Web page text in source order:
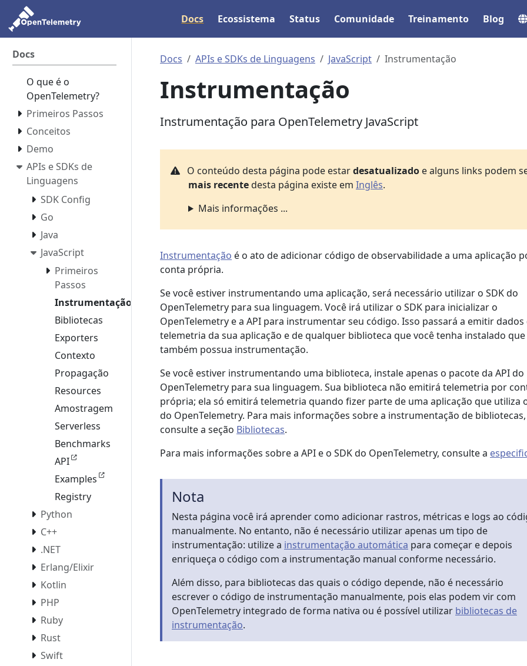
Docs Ecossistema Status Comunidade Treinamento Blog
Docs
O que é o
OpenTelemetry?
Primeiros Passos
Conceitos
Demo
APIs e SDKs de
Linguagens
SDK Config
Go
Java
JavaScript
Primeiros
Passos
Instrumentação
Bibliotecas
Exporters
Contexto
Propagação
Resources
Amostragem
Serverless
Benchmarks
API
Examples
Registry
Python
C++
.NET
Erlang/Elixir
Kotlin
PHP
Ruby
Rust
Swift
Docs APIs e SDKs de Linguagens JavaScript Instrumentação
Instrumentação
Instrumentação para OpenTelemetry JavaScript
O conteúdo desta página pode estardesatualizadoe alguns links podem
mais recentedesta página existe em Inglês.
Mais informações ...
Instrumentação é o ato de adicionar código de observabilidade a uma aplicação
conta própria.
Se você estiver instrumentando uma aplicação, será necessário utilizar o SDK do
OpenTelemetry para sua linguagem. Você irá utilizar o SDK para inicializar o
OpenTelemetry e a API para instrumentar seu código. Isso passará a emitir dados
telemetria da sua aplicação e de qualquer biblioteca que você tenha instalado que
também possua instrumentação.
Se você estiver instrumentando uma biblioteca, instale apenas o pacote da API do
OpenTelemetry para sua linguagem. Sua biblioteca não emitirá telemetria por
própria; ela só emitirá telemetria quando fizer parte de uma aplicação que utiliza
do OpenTelemetry. Para mais informações sobre a instrumentação de bibliotecas,
consulte a seção Bibliotecas.
Para mais informações sobre a API e o SDK do OpenTelemetry, consulte a
Nota
Nesta página você irá aprender como adicionar rastros, métricas e logs ao
manualmente. No entanto, não é necessário utilizar apenas um tipo de
instrumentação: utilize a instrumentação automática para começar e depois
enriqueça o código com a instrumentação manual conforme necessário.
Além disso, para bibliotecas das quais o código depende, não é necessário
escrever o código de instrumentação manualmente, pois elas podem vir com
OpenTelemetry integrado de forma nativa ou é possível utilizar bibliotecas de
instrumentação.